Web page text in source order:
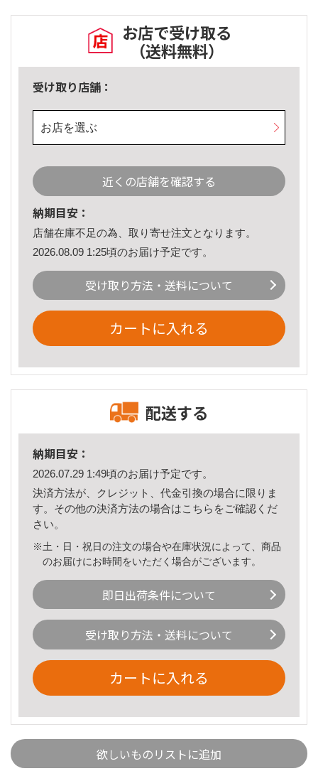
お店で受け取る
（送料無料）
受け取り店舗：
お店を選ぶ
近くの店舗を確認する
納期目安：
店舗在庫不足の為、取り寄せ注文となります。
2026.08.09 1:25頃のお届け予定です。
受け取り方法・送料について
カートに入れる
配送する
納期目安：
2026.07.29 1:49頃のお届け予定です。
決済方法が、クレジット、代金引換の場合に限りま
す。その他の決済方法の場合はこちら をご確認くだ
さい。
※土・日・祝日の注文の場合や在庫状況によって、商品
のお届けにお時間をいただく場合がございます。
即日出荷条件について
受け取り方法・送料について
カートに入れる
欲しいものリストに追加